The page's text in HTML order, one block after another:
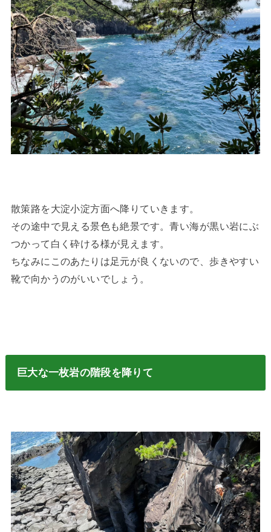
散策路を大淀小淀方面へ降りていきます。
その途中で見える景色も絶景です。青い海が黒い岩にぶ
つかって白く砕ける様が見えます。
ちなみにこのあたりは足元が良くないので、歩きやすい
靴で向かうのがいいでしょう。
巨大な一枚岩の階段を降りて